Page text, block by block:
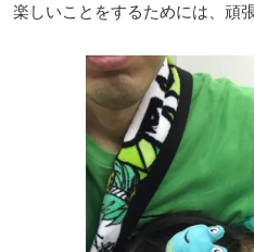
楽しいことをするためには、頑